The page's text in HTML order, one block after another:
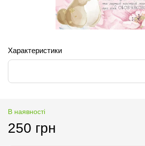
Характеристики
В наявності
250 грн